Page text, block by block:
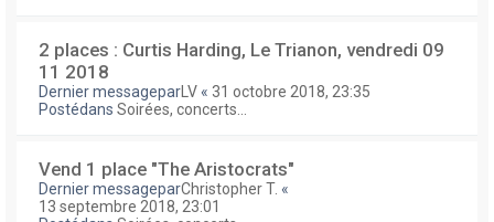
2 places : Curtis Harding, Le Trianon, vendredi 09
11 2018
Dernier messagepar LV « 31 octobre 2018, 23:35
Postédans Soirées, concerts...
Vend 1 place "The Aristocrats"
Dernier messageparChristopher T. «
13 septembre 2018, 23:01